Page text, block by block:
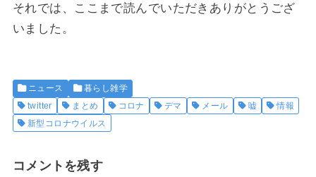
それでは、ここまで読んでいただきありがとうござ
いました。
ニュース
暮らし雑学
twitter
まとめ コロナ デマ メール 嘘
情報
新型コロナウイルス
コメントを残す